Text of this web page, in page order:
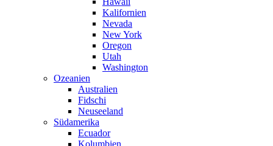
Kalifornien
Nevada
New York
Oregon
Utah
Washington
Ozeanien
Australien
Fidschi
Neuseeland
Südamerika
Ecuador
Kolumbien